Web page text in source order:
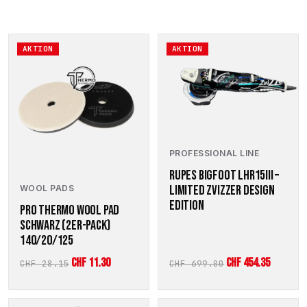
AKTION
WOOL PADS
PRO THERMO WOOL PAD
SCHWARZ (2ER-PACK)
140/20/125
CHF28.15 Ursprünglicher
war:
CHF 11.30Aktueller
ist:
AKTION
PROFESSIONAL LINE
RUPES BIGFOOT LHR15III –
LIMITED ZVIZZER DESIGN
EDITION
CHF699.00 Ursprünglicher
war:
CHF454.35
ist: